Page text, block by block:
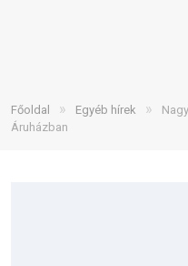
Főoldal » Egyéb hírek »
Áruházban